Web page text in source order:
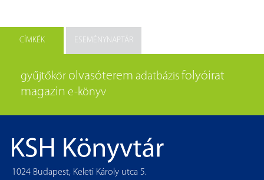
CÍMKÉK ESEMÉNYNAPTÁR
gyűjtőkör olvasóterem adatbázis folyóirat
magazin e-könyv
1024 Budapest, Keleti Károly utca 5.